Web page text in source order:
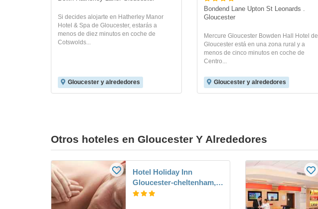
Si decides alojarte en Hatherley Manor
Hotel & Spa de Gloucester, estarás a
menos de diez minutos en coche de
Cotswolds...
Gloucester y alrededores
Bondend Lane Upton St Leonards .
Gloucester
Mercure Gloucester Bowden Hall Hotel de
Gloucester está en una zona rural y a
menos de cinco minutos en coche de
Centro...
Gloucester y alrededores
Otros hoteles en Gloucester Y Alrededores
Hotel Holiday Inn
Gloucester-cheltenham,
An Ihg